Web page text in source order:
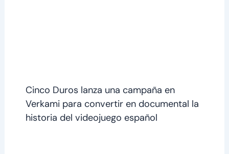
Cinco Duros lanza una campaña en
Verkami para convertir en documental la
historia del videojuego español